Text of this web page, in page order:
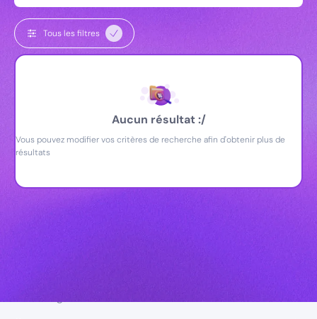
Tous les filtres
Aucun résultat :/
Vous pouvez modifier vos critères de recherche afin d'obtenir plus de
résultats